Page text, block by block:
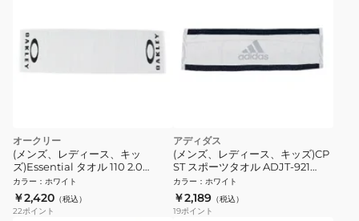
オークリー
(メンズ、レディース、キッ
ズ)Essential タオル 110 2.0
FOS902418-100
カラー ： ホワイト
￥2,420 （税込）
22ポイント
アディダス
(メンズ、レディース、キッズ)CP
ST スポーツタオル ADJT-921
WHT
カラー ： ホワイト
￥2,189 （税込）
19ポイント